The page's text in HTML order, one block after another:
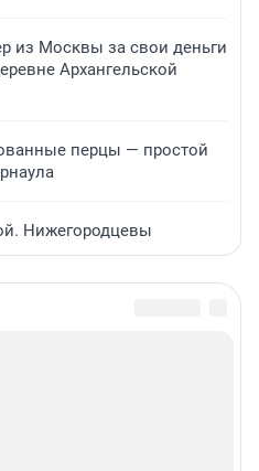
из Москвы за свои деньги
Архангельской
перцы — простой
Нижегородцевы